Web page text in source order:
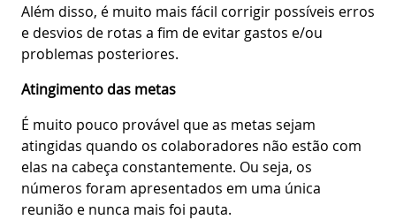
Além disso, é muito mais fácil corrigir possíveis erros
e desvios de rotas a fim de evitar gastos e/ou
problemas posteriores.
Atingimento das metas
É muito pouco provável que as metas sejam
atingidas quando os colaboradores não estão com
elas na cabeça constantemente. Ou seja, os
números foram apresentados em uma única
reunião e nunca mais foi pauta.